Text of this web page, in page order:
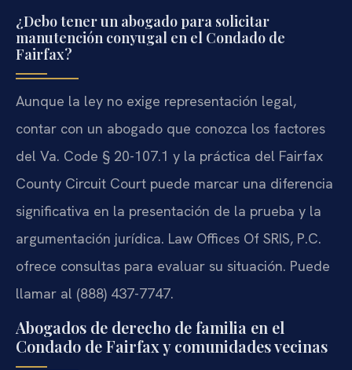
¿Debo tener un abogado para solicitar
manutención conyugal en el Condado de
Fairfax?
Aunque la ley no exige representación legal,
contar con un abogado que conozca los factores
del Va. Code § 20-107.1 y la práctica del Fairfax
County Circuit Court puede marcar una diferencia
significativa en la presentación de la prueba y la
argumentación jurídica. Law Offices Of SRIS, P.C.
ofrece consultas para evaluar su situación. Puede
llamar al (888) 437-7747.
Abogados de derecho de familia en el
Condado de Fairfax y comunidades vecinas